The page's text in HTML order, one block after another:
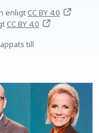
enligtCC BY 4.0
CC BY 4.0
till